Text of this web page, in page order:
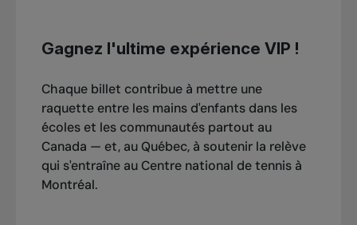
Gagnez l'ultime expérience VIP !
Chaque billet contribue à mettre une
raquette entre les mains d'enfants dans les
écoles et les communautés partout au
Canada — et, au Québec, à soutenir la relève
qui s'entraîne au Centre national de tennis à
Montréal.